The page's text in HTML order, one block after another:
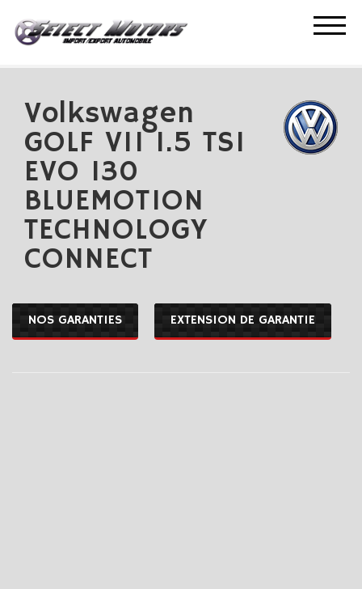
ACCUEIL
NOS OCCASIONS
VOLKSWAGEN GOLF VII 1.5 TSI EVO 130 BLUEMOTION
TECHNOLOGY CONNECT
Volkswagen
GOLF VII 1.5 TSI
EVO 130
BLUEMOTION
TECHNOLOGY
CONNECT
NOS GARANTIES EXTENSION DE GARANTIE